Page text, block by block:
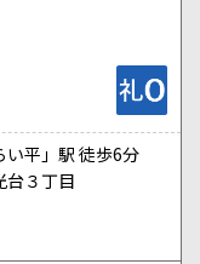
い平」駅 徒歩6分
台３丁目